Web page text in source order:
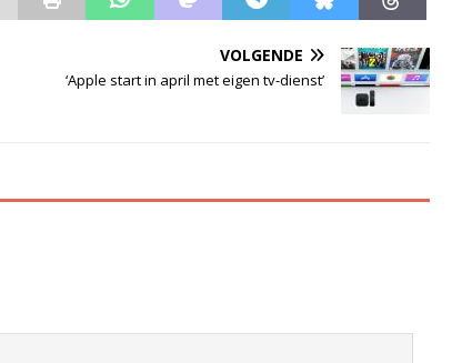
VOLGENDE
‘Apple start in april met eigen tv-dienst’